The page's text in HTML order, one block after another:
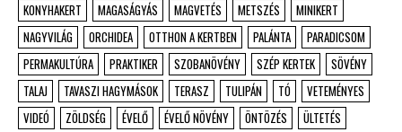
KONYHAKERT
MAGASÁGYÁS MAGVETÉS METSZÉS
MINIKERT
NAGYVILÁG
ORCHIDEA OTTHON A KERTBEN PALÁNTA
PARADICSOM
PERMAKULTÚRA
PRAKTIKER SZOBANÖVÉNY SZÉP KERTEK
SÖVÉNY
TALAJ
TAVASZI HAGYMÁSOK TERASZ TULIPÁN TÓ
VETEMÉNYES
VIDEÓ
ZÖLDSÉG ÉVELŐ ÉVELŐ NÖVÉNY ÖNTÖZÉS
ÜLTETÉS